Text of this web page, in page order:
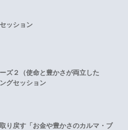
ッション
ズ２（使命と豊かさが両立した
グセッション
り戻す「お金や豊かさのカルマ・ブ